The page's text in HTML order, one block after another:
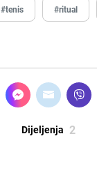
#tenis #ritual
Dijeljenja 2